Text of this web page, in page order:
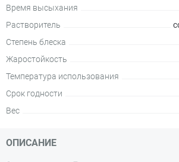
Время высыхания
Растворитель
Степень блеска
Жаростойкость
Температура использования
Срок годности
Вес
ОПИСАНИЕ